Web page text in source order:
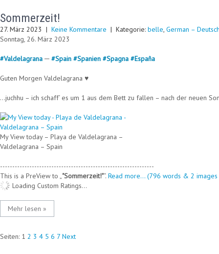
Sommerzeit!
27. März 2023 | Keine Kommentare | Kategorie: belle, German –
Sonntag, 26. März 2023
#Valdelagrana ─ #Spain #Spanien #Spagna #España
Guten Morgen Valdelagrana ♥
…juchhu – ich schaff‘ es um 1 aus dem Bett zu fallen – nach der neuen
My View today – Playa de Valdelagrana –
Valdelagrana – Spain
---------------------------------------------------------------
This is a PreView to "Sommerzeit!". Read more... (796 words & 2
Loading Custom Ratings...
Mehr lesen »
Seiten: 1 2 3 4 5 6 7 Next